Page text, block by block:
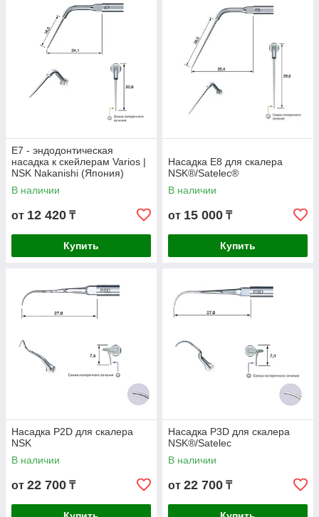
E7 - эндодонтическая
насадка к скейлерам Varios |
NSK Nakanishi (Япония)
В наличии
от 12 420 ₸
Купить
Насадка E8 для скалера
NSK®/Satelec®
В наличии
от 15 000 ₸
Купить
Насадка P2D для скалера
NSK
В наличии
от 22 700 ₸
Насадка P3D для скалера
NSK®/Satelec
В наличии
от 22 700 ₸